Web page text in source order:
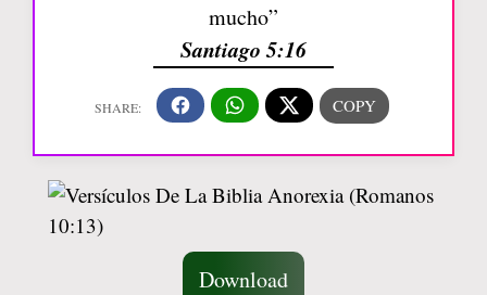
mucho”
Santiago 5:16
Download